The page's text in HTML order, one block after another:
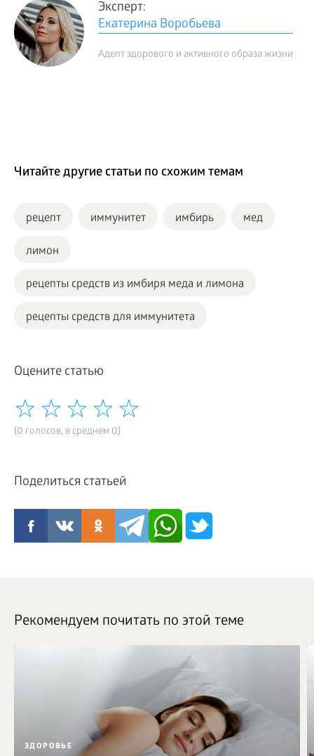
Эксперт:
Екатерина Воробьева
Адепт здорового и активного образа жизни
Читайте другие статьи по схожим темам
рецепт иммунитет имбирь мед
лимон
рецепты средств из имбиря меда и лимона
рецепты средств для иммунитета
Оцените статью
(0 голосов, в среднем 0)
Поделиться статьей
Рекомендуем почитать по этой теме
ЗДОРОВЬЕ